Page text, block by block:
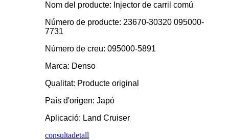
Nom del producte: Injector de carril comú
Número de producte: 23670-30320 095000-
7731
Número de creu: 095000-5891
Marca: Denso
Qualitat: Producte original
País d'origen: Japó
Aplicació: Land Cruiser
consultadetall